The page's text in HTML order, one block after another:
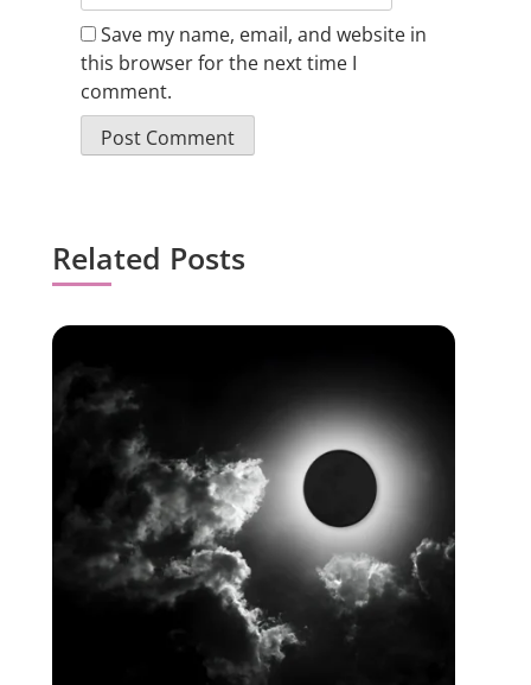
Save my name, email, and website in
this browser for the next time I
comment.
Related Posts